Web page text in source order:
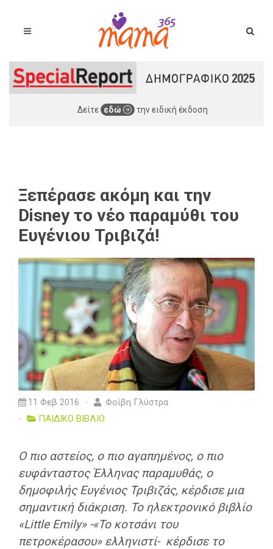
Δείτε εδώ την ειδική έκδοση
Ξεπέρασε ακόμη και την
Disney το νέο παραμύθι του
Ευγένιου Τριβιζά!
11 Φεβ 2016
Φοίβη Γλύστρα
ΠΑΙΔΙΚΟ ΒΙΒΛΙΟ
Ο πιο αστείος, ο πιο αγαπημένος, ο πιο
ευφάνταστος Έλληνας παραμυθάς, ο
δημοφιλής Ευγένιος Τριβιζάς, κέρδισε μια
σημαντική διάκριση. To ηλεκτρονικό βιβλίο
«Little Emily» -«Το κοτσάνι του
πετροκέρασου» ελληνιστί- κέρδισε το